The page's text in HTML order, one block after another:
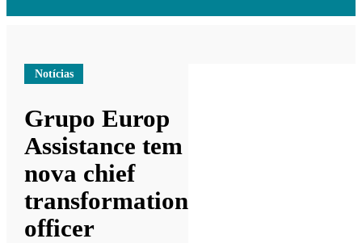
Notícias
Grupo Europ
Assistance tem
nova chief
transformation
officer